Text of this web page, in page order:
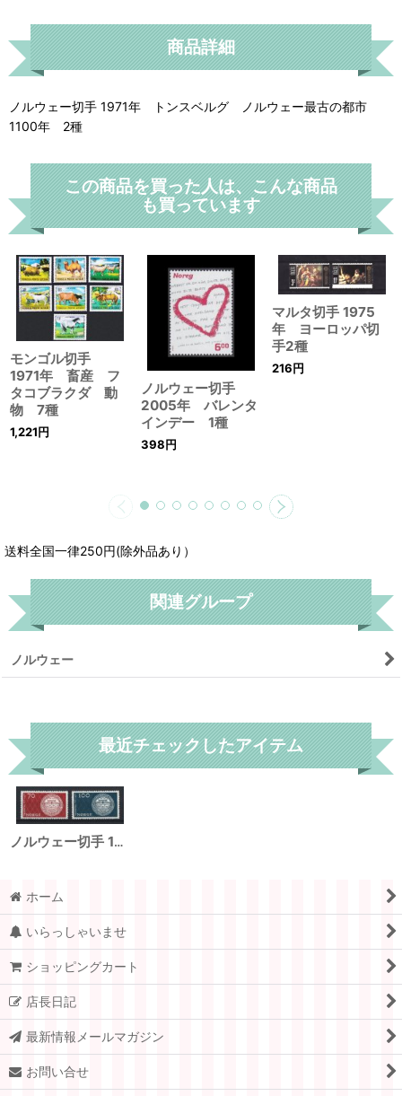
商品詳細
ノルウェー切手 1971年 トンスベルグ ノルウェー最古の都市
1100年 2種
この商品を買った人は、こんな商品
も買っています
モンゴル切手
1971年 畜産 フ
タコブラクダ 動
物 7種
1,221円
ノルウェー切手
2005年 バレンタ
インデー 1種
398円
マルタ切手 1975
年 ヨーロッパ切
手2種
216円
送料全国一律250円(除外品あり）
関連グループ
ノルウェー
最近チェックしたアイテム
ノルウェー切手 1971年 トンスベルグ ノルウェー最古の都市 1100年 2種
ホーム
いらっしゃいませ
ショッピングカート
店長日記
最新情報メールマガジン
お問い合せ